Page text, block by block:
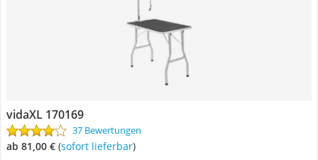
vidaXL 170169
37 Bewertungen
ab 81,00 € ( Sofort lieferbar)